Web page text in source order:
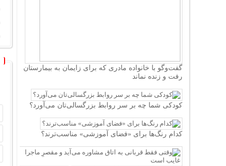
گفت‌وگو با خانواده مادری که برای زایمان به بیمارستان
رفت و زنده نماند
کودکی شما چه بر سر روابط بزرگسالی‌تان می‌آورد؟
کدام رنگ‌ها برای «فضای آموزشی» مناسب‌ترند؟